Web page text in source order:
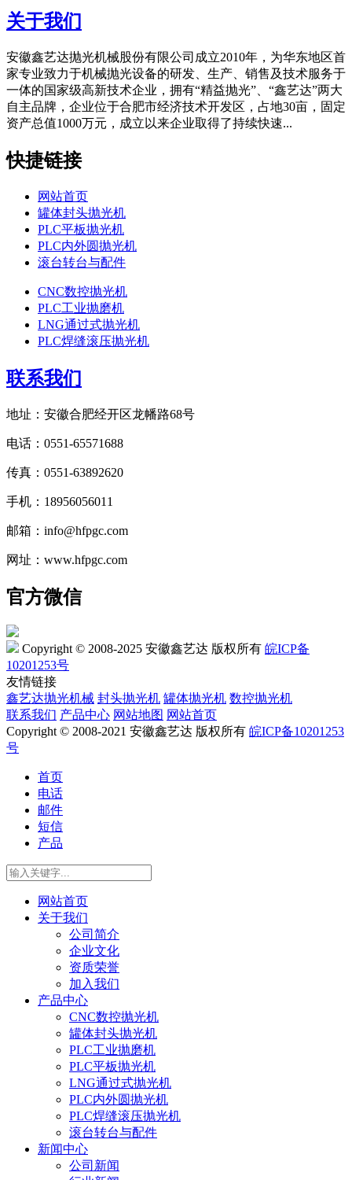
关于我们
安徽鑫艺达抛光机械股份有限公司成立2010年，为华东地区首
家专业致力于机械抛光设备的研发、生产、销售及技术服务于
一体的国家级高新技术企业，拥有“精益抛光”、“鑫艺达”两大
自主品牌，企业位于合肥市经济技术开发区，占地30亩，固定
资产总值1000万元，成立以来企业取得了持续快速...
快捷链接
网站首页
罐体封头抛光机
PLC平板抛光机
PLC内外圆抛光机
滚台转台与配件
CNC数控抛光机
PLC工业抛磨机
LNG通过式抛光机
PLC焊缝滚压抛光机
联系我们
地址：安徽合肥经开区龙幡路68号
电话：0551-65571688
传真：0551-63892620
手机：18956056011
邮箱：info@hfpgc.com
网址：www.hfpgc.com
官方微信
Copyright © 2008-2025 安徽鑫艺达 版权所有 皖ICP备
10201253号
友情链接
鑫艺达抛光机械 封头抛光机 罐体抛光机 数控抛光机
联系我们 产品中心 网站地图 网站首页
Copyright © 2008-2021 安徽鑫艺达 版权所有 皖ICP备10201253
号
首页
电话
邮件
短信
产品
网站首页
关于我们
公司简介
企业文化
资质荣誉
加入我们
产品中心
CNC数控抛光机
罐体封头抛光机
PLC工业抛磨机
PLC平板抛光机
LNG通过式抛光机
PLC内外圆抛光机
PLC焊缝滚压抛光机
滚台转台与配件
新闻中心
公司新闻